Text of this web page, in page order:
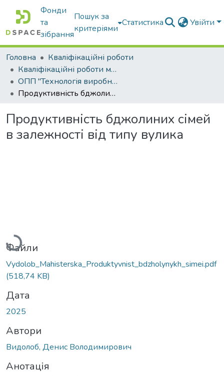
Фонди
та
зібрання
Пошук за
критеріями
Статистика Увійти
Головна
Кваліфікаційні роботи
Кваліфікаційні роботи магістрів
ОПП "Технологія виробництва і переробки продукції тваринництва"
Продуктивність бджолиних сімей в залежності від типу вулика
Продуктивність бджолиних сімей
в залежності від типу вулика
Вантажиться...
Файли
Vydolob_Mahisterska_Produktyvnist_bdzholynykh_simei.pdf
(518,74 KB)
Дата
2025
Автори
Видолоб, Денис Володимирович
Анотація